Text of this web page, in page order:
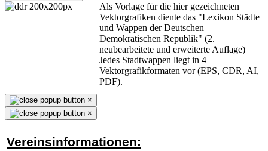
Als Vorlage für die hier gezeichneten
Vektorgrafiken diente das "Lexikon Städte
und Wappen der Deutschen
Demokratischen Republik" (2.
neubearbeitete und erweiterte Auflage)
Jedes Stadtwappen liegt in 4
Vektorgrafikformaten vor (EPS, CDR, AI,
PDF).
×
×
Vereinsinformationen: